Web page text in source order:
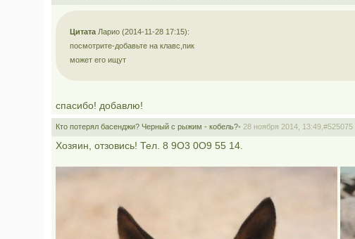
Цитата Ларио (2014-11-28 17:15):
посмотрите-добавьте на клавс,пик
может его ищут
спасибо! добавлю!
Кто потерял басенджи? Черный с рыжим - кобель?• 28 ноября 2014, 13:49, #525075
Хозяин, отзовись! Тел. 8 9О3 0О9 55 14.